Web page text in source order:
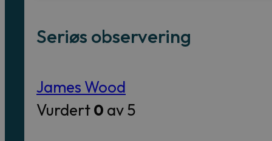
Seriøs observering
James Wood
Vurdert0 av 5